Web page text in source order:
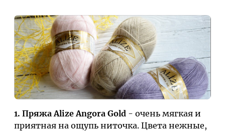
1. Пряжа Alize Angora Gold - очень мягкая и
приятная на ощупь ниточка. Цвета нежные,